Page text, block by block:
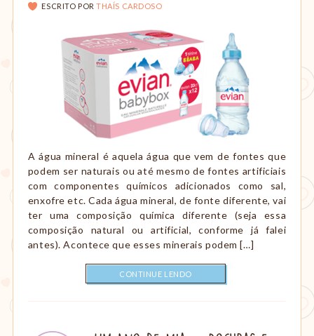
ESCRITO POR THAÍS CARDOSO
A água mineral é aquela água que vem de fontes que
podem ser naturais ou até mesmo de fontes artificiais
com componentes químicos adicionados como sal,
enxofre etc. Cada água mineral, de fonte diferente, vai
ter uma composição química diferente (seja essa
composição natural ou artificial, conforme já falei
antes). Acontece que esses minerais podem […]
CONTINUE LENDO